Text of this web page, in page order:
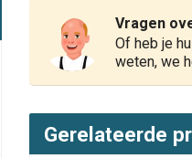
Vragen
Of heb je
weten, we
Gerelateerde